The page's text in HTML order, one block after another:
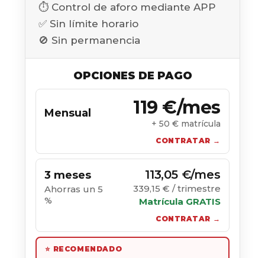
⏱️ Control de aforo mediante APP
✅ Sin límite horario
🚫 Sin permanencia
OPCIONES DE PAGO
Mensual 119 €/mes
+ 50 € matrícula
CONTRATAR →
3 meses
Ahorras un 5
%
113,05 €/mes
339,15 € / trimestre
Matrícula GRATIS
CONTRATAR →
⭐ RECOMENDADO